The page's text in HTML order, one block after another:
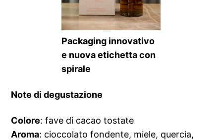
Packaging innovativo
e nuova etichetta con
spirale
Note di degustazione
Colore: fave di cacao tostate⁠
Aroma: cioccolato fondente, miele, quercia,